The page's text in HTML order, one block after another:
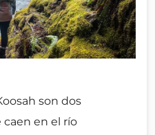
son dos
caen en el río